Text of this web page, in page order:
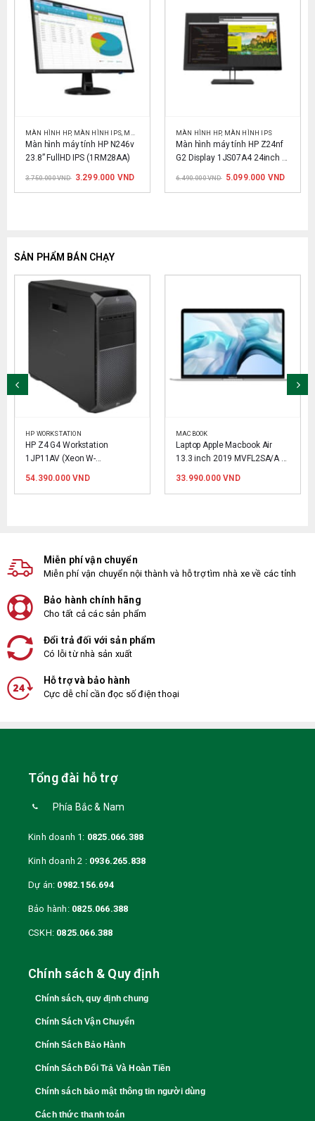
, MÀN HÌNH VĂN PHÒNG
MÀN HÌNH HP, MÀN HÌNH IPS MÀN HÌNH VĂN PHÒNG
Màn hình máy tính HP N246v
23.8” FullHD IPS (1RM28AA)
3.750.000VND Giá
là:
3.299.000 VNDGiá
tại
MÀN HÌNH HP, MÀN HÌNH IPS
Màn hình máy tính HP Z24nf
G2 Display 1JS07A4 24inch
6.490.000VND Giá
là:
5.099.000 VNDGiá
tại
SẢN PHẨM BÁN CHẠY
HP WORKSTATION
HP Z4 G4 Workstation
1JP11AV (Xeon W-
54.390.000VND
MACBOOK
Laptop Apple Macbook Air
13.3 inch 2019 MVFL2SA/A
33.990.000VND
Miễn phí vận chuyển
Miễn phí vận chuyển nội thành và hỗ trợ tìm nhà xe về các tỉnh
Bảo hành chính hãng
Cho tất cả các sản phẩm
Đổi trả đối với sản phẩm
Có lỗi từ nhà sản xuất
Hỗ trợ và bảo hành
Cực dễ chỉ cần đọc số điện thoại
Tổng đài hỗ trợ
Phía Bắc & Nam
Kinh doanh 1: 0825.066.388
Kinh doanh 2 : 0936.265.838
Dự án: 0982.156.694
Bảo hành: 0825.066.388
CSKH: 0825.066.388
Chính sách & Quy định
Chính sách, quy định chung
Chính Sách Vận Chuyển
Chính Sách Bảo Hành
Chính Sách Đổi Trả Và Hoàn Tiền
Chính sách bảo mật thông tin người dùng
Cách thức thanh toán